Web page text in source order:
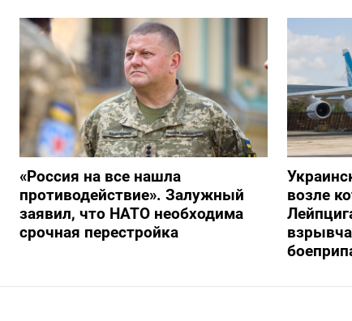
«Россия на все нашла
противодействие». Залужный
заявил, что НАТО необходима
срочная перестройка
возле